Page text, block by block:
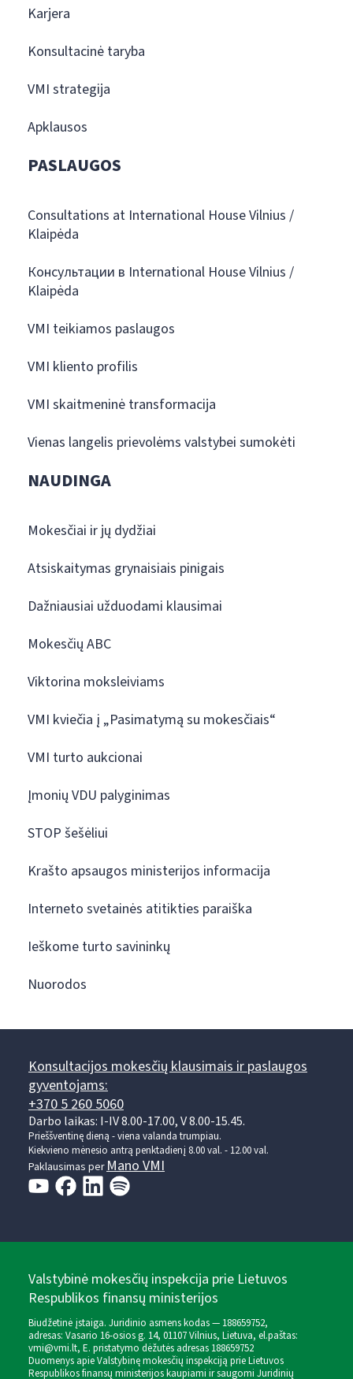
Karjera
Konsultacinė taryba
VMI strategija
Apklausos
PASLAUGOS
Consultations at International House Vilnius /
Klaipėda
Консультации в International House Vilnius /
Klaipėda
VMI teikiamos paslaugos
VMI kliento profilis
VMI skaitmeninė transformacija
Vienas langelis prievolėms valstybei sumokėti
NAUDINGA
Mokesčiai ir jų dydžiai
Atsiskaitymas grynaisiais pinigais
Dažniausiai užduodami klausimai
Mokesčių ABC
Viktorina moksleiviams
VMI kviečia į „Pasimatymą su mokesčiais“
VMI turto aukcionai
Įmonių VDU palyginimas
STOP šešėliui
Krašto apsaugos ministerijos informacija
Interneto svetainės atitikties paraiška
Ieškome turto savininkų
Nuorodos
Konsultacijos mokesčių klausimais ir paslaugos
gyventojams:
+370 5 260 5060
Darbo laikas: I-IV 8.00-17.00, V 8.00-15.45.
Prieššventinę dieną - viena valanda trumpiau.
Kiekvieno mėnesio antrą penktadienį 8.00 val. - 12.00 val.
Paklausimas perMano VMI
Valstybinė mokesčių inspekcija prie Lietuvos
Respublikos finansų ministerijos
Biudžetinė įstaiga. Juridinio asmens kodas — 188659752,
adresas: Vasario 16-osios g. 14, 01107 Vilnius, Lietuva, el.paštas:
vmi@vmi.lt, E. pristatymo dėžutės adresas 188659752
Duomenys apie Valstybinę mokesčių inspekciją prie Lietuvos
Respublikos finansų ministerijos kaupiami ir saugomi Juridinių